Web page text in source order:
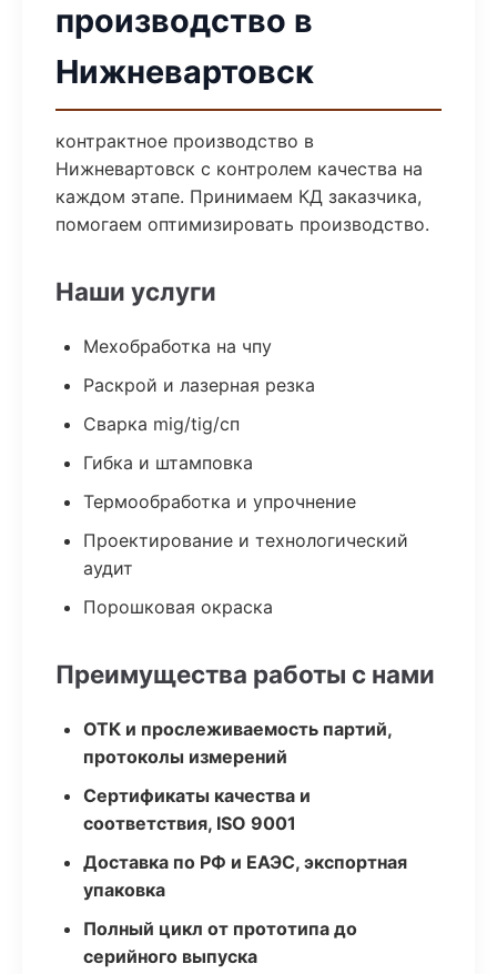
производство в
Нижневартовск
контрактное производство в
Нижневартовск с контролем качества на
каждом этапе. Принимаем КД заказчика,
помогаем оптимизировать производство.
Наши услуги
Мехобработка на чпу
Раскрой и лазерная резка
Сварка mig/tig/сп
Гибка и штамповка
Термообработка и упрочнение
Проектирование и технологический
аудит
Порошковая окраска
Преимущества работы с нами
ОТК и прослеживаемость партий,
протоколы измерений
Сертификаты качества и
соответствия, ISO 9001
Доставка по РФ и ЕАЭС, экспортная
упаковка
Полный цикл от прототипа до
серийного выпуска